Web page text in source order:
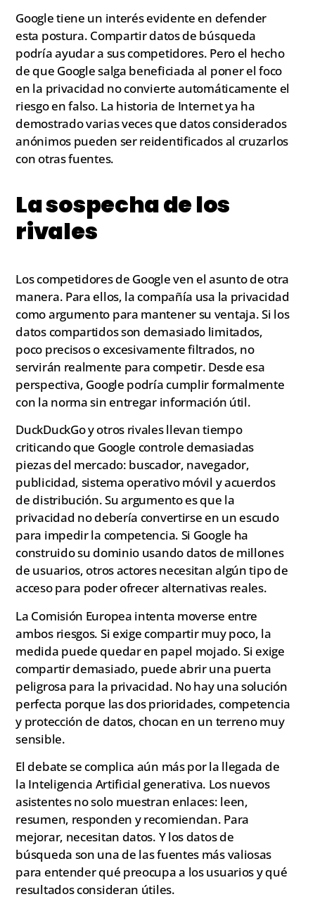
Google tiene un interés evidente en defender
esta postura. Compartir datos de búsqueda
podría ayudar a sus competidores. Pero el hecho
de que Google salga beneficiada al poner el foco
en la privacidad no convierte automáticamente el
riesgo en falso. La historia de Internet ya ha
demostrado varias veces que datos considerados
anónimos pueden ser reidentificados al cruzarlos
con otras fuentes.
La sospecha de los
rivales
Los competidores de Google ven el asunto de otra
manera. Para ellos, la compañía usa la privacidad
como argumento para mantener su ventaja. Si los
datos compartidos son demasiado limitados,
poco precisos o excesivamente filtrados, no
servirán realmente para competir. Desde esa
perspectiva, Google podría cumplir formalmente
con la norma sin entregar información útil.
DuckDuckGo y otros rivales llevan tiempo
criticando que Google controle demasiadas
piezas del mercado: buscador, navegador,
publicidad, sistema operativo móvil y acuerdos
de distribución. Su argumento es que la
privacidad no debería convertirse en un escudo
para impedir la competencia. Si Google ha
construido su dominio usando datos de millones
de usuarios, otros actores necesitan algún tipo de
acceso para poder ofrecer alternativas reales.
La Comisión Europea intenta moverse entre
ambos riesgos. Si exige compartir muy poco, la
medida puede quedar en papel mojado. Si exige
compartir demasiado, puede abrir una puerta
peligrosa para la privacidad. No hay una solución
perfecta porque las dos prioridades, competencia
y protección de datos, chocan en un terreno muy
sensible.
El debate se complica aún más por la llegada de
la Inteligencia Artificial generativa. Los nuevos
asistentes no solo muestran enlaces: leen,
resumen, responden y recomiendan. Para
mejorar, necesitan datos. Y los datos de
búsqueda son una de las fuentes más valiosas
para entender qué preocupa a los usuarios y qué
resultados consideran útiles.